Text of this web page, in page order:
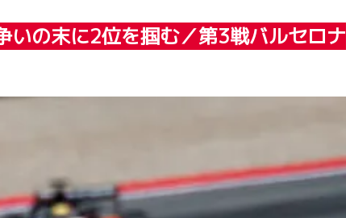
の末に2位を掴む／第3戦バルセロナ